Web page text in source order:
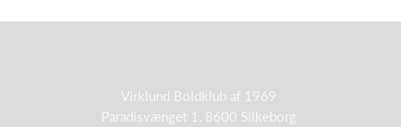
Virklund Boldklub af 1969
Paradisvænget 1, 8600 Silkeborg